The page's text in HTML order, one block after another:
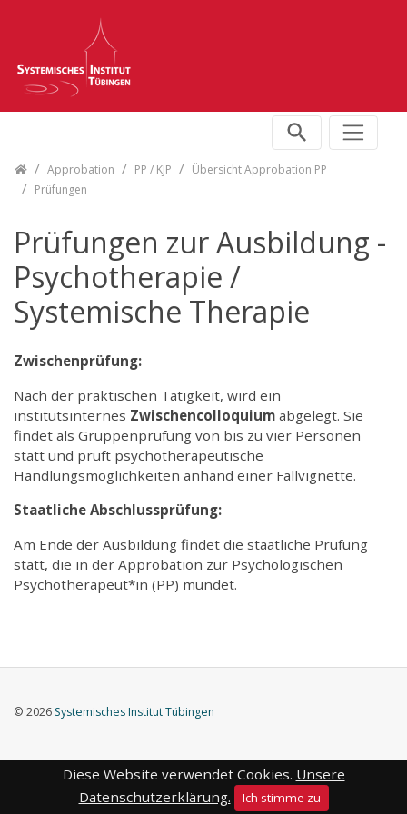
Skip navigation
Approbation PP / KJP
Übersicht Approbation PP
Prüfungen
Prüfungen zur Ausbildung -
Psychotherapie /
Systemische Therapie
Zwischenprüfung:
Nach der praktischen Tätigkeit, wird ein
institutsinternes Zwischencolloquium abgelegt. Sie
findet als Gruppenprüfung von bis zu vier Personen
statt und prüft psychotherapeutische
Handlungsmöglichkeiten anhand einer Fallvignette.
Staatliche Abschlussprüfung:
Am Ende der Ausbildung findet die staatliche Prüfung
statt, die in der Approbation zur Psychologischen
Psychotherapeut*in (PP) mündet.
© 2026 Systemisches Institut Tübingen
Diese Website verwendet Cookies. Unsere
Datenschutzerklärung.
Ich stimme zu